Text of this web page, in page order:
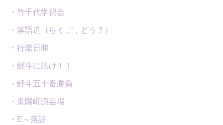
・竹千代学習会
・落語道（らくご，どう？）
・行楽日和
・鯉斗に訊け！！
・鯉斗五十番勝負
・東陽町演芸場
・E～落語